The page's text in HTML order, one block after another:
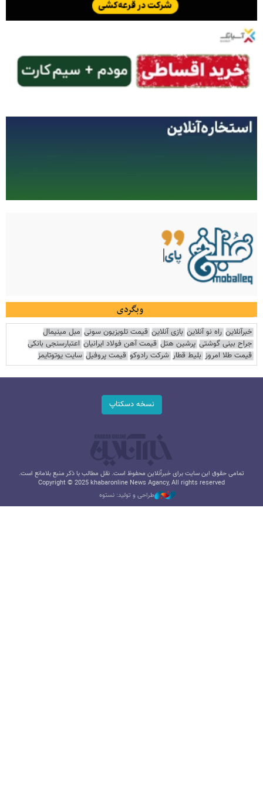
وبگردی
خبرآنلاین راه نو آنلاین بازی آنلاین قیمت تلویزیون سونی مبل مینیمال
جراح بینی گوشتی پرشین هتل قیمت آهن فولاد ایرانیان اعتبارسنجی بانکی
قیمت طلا امروز بلیط قطار شرکت رادوکو قیمت پروفیل سایت یوتوتایمز
نسخه دسکتاپ
تمامی حقوق این سایت برای خبرآنلاین محفوظ است. نقل مطالب با ذکر منبع بلامانع است.
Copyright © 2025 khabaronline News Agancy, All rights reserved
طراحی و تولید: نستوه